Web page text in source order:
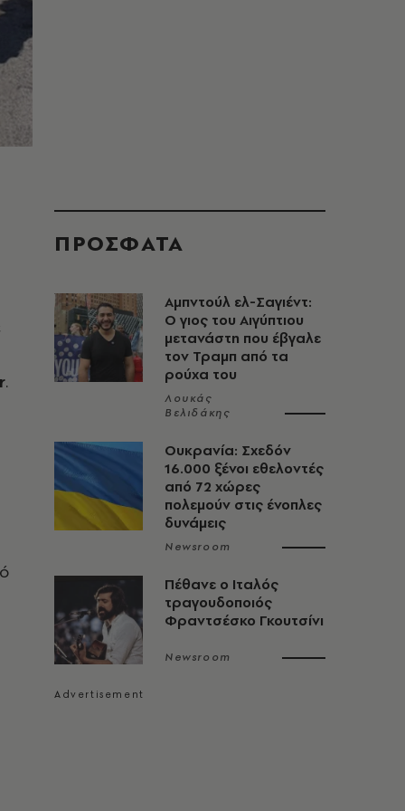
.
ΠΡΟΣΦΑΤΑ
Αμπντούλ ελ-Σαγιέντ:
Ο γιος του Αιγύπτιου
μετανάστη που έβγαλε
τον Τραμπ από τα
ρούχα του
Λουκάς
Βελιδάκης
Ουκρανία: Σχεδόν
16.000 ξένοι εθελοντές
από 72 χώρες
πολεμούν στις ένοπλες
δυνάμεις
Newsroom
Πέθανε ο Ιταλός
τραγουδοποιός
Φραντσέσκο Γκουτσίνι
Newsroom